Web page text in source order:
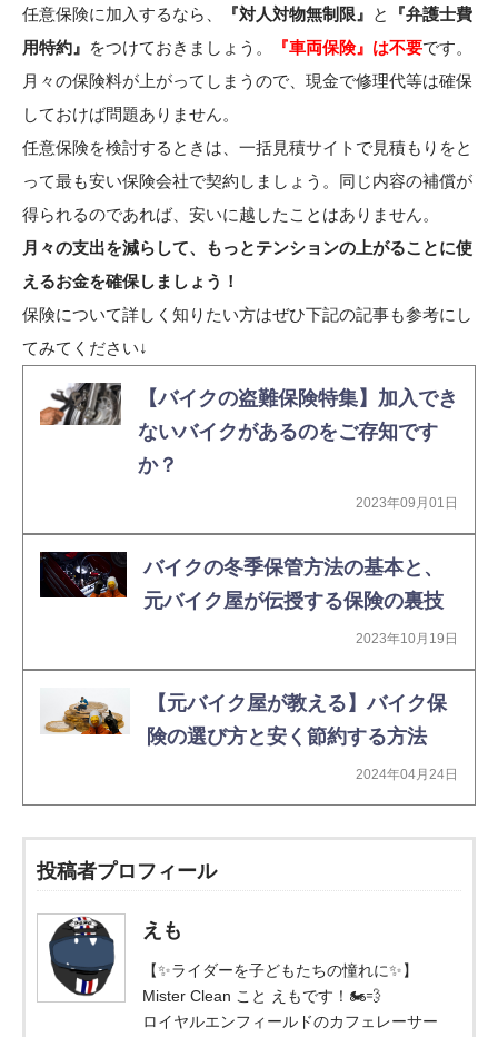
任意保険に加入するなら、
『対人対物無制限』 と
『弁護士費
用特約』 をつけておきましょう。 『車両保険』は不要です。
月々の保険料が上がってしまうので、現金で修理代等は確保
しておけば問題ありません。
任意保険を検討するときは、一括見積サイトで見積もりをと
って最も安い保険会社で契約しましょう。同じ内容の補償が
得られるのであれば、安いに越したことはありません。
月々の支出を減らして、もっとテンションの上がることに使
えるお金を確保しましょう！
保険について詳しく知りたい方はぜひ下記の記事も参考にし
てみてください↓
【バイクの盗難保険特集】加入でき
ないバイクがあるのをご存知です
か？
2023年09月01日
バイクの冬季保管方法の基本と、
元バイク屋が伝授する保険の裏技
2023年10月19日
【元バイク屋が教える】バイク保
険の選び方と安く節約する方法
2024年04月24日
投稿者プロフィール
えも
【✨ライダーを子どもたちの憧れに✨】
Mister Clean こと えもです！🏍️💨
ロイヤルエンフィールドのカフェレーサー